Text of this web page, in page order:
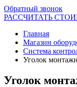
Обратный звонок
РАССЧИТАТЬ
Главная
Магазин
Система
Уголок
Уголок